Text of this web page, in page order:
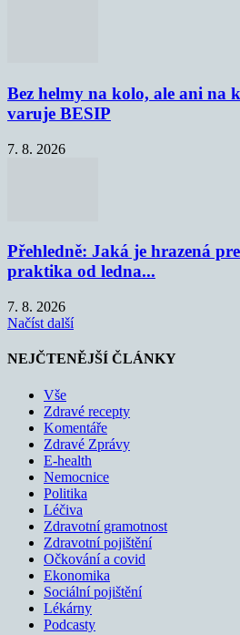
Bez helmy na kolo, ale ani na
varuje BESIP
7. 8. 2026
Přehledně: Jaká je hrazená
praktika od ledna...
7. 8. 2026
Načíst další
NEJČTENĚJŠÍ ČLÁNKY
Vše
Zdravé recepty
Komentáře
Zdravé Zprávy
E-health
Nemocnice
Politika
Léčiva
Zdravotní gramotnost
Zdravotní pojištění
Očkování a covid
Ekonomika
Sociální pojištění
Lékárny
Podcasty